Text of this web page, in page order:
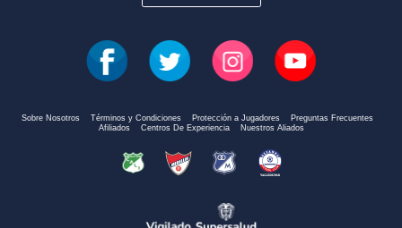
Sobre Nosotros Términos y Condiciones Protección a Jugadores
Preguntas Frecuentes
Afiliados
Centros De Experiencia Nuestros Aliados